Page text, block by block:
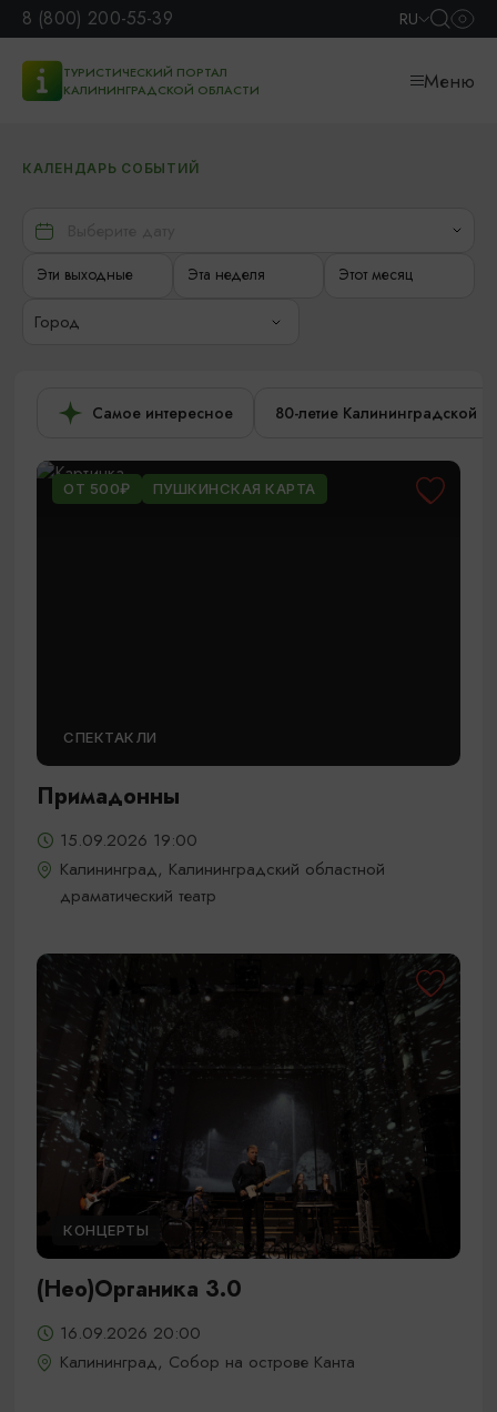
8 (800) 200-55-39 RU
ТУРИСТИЧЕСКИЙ ПОРТАЛ
КАЛИНИНГРАДСКОЙ ОБЛАСТИ
Меню
КАЛЕНДАРЬ СОБЫТИЙ
Эти выходные Эта неделя Этот месяц
Город
Самое интересное 80-летие Калининградской
ОТ 500₽ ПУШКИНСКАЯ КАРТА
СПЕКТАКЛИ
Примадонны
15.09.2026 19:00
Калининград, Калининградский областной
драматический театр
КОНЦЕРТЫ
(Нео)Органика 3.0
16.09.2026 20:00
Калининград, Собор на острове Канта